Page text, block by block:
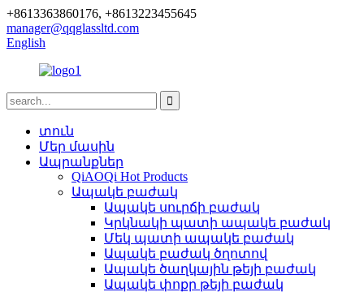
+8613363860176, +8613223455645
manager@qqglassltd.com
English
տուն
Մեր մասին
Ապրանքներ
QiAOQi Hot Products
Ապակե բաժակ
Ապակե սուրճի բաժակ
Կրկնակի պատի ապակե բաժակ
Մեկ պատի ապակե բաժակ
Ապակե բաժակ ծղոտով
Ապակե ծաղկային թեյի բաժակ
Ապակե փոքր թեյի բաժակ